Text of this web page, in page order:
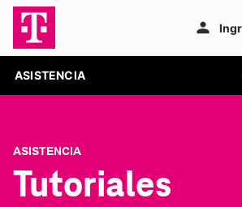
ASISTENCIA
ASISTENCIA
Tutoriales